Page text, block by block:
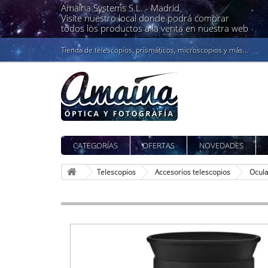
Amaina Systems S.L. -Madrid
Visíte nuestro local donde podrá comprar
todos los productos a la venta en nuestra web
Tienda de telescopios, prismáticos, microscopios y más...
CATEGORÍAS OFERTAS NOVEDADES
Telescopios Accesorios telescopios